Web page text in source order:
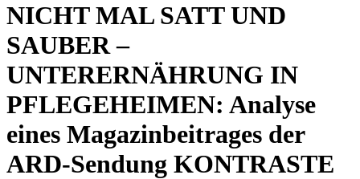
NICHT MAL SATT UND
SAUBER –
UNTERERNÄHRUNG IN
PFLEGEHEIMEN: Analyse
eines Magazinbeitrages der
ARD-Sendung KONTRASTE